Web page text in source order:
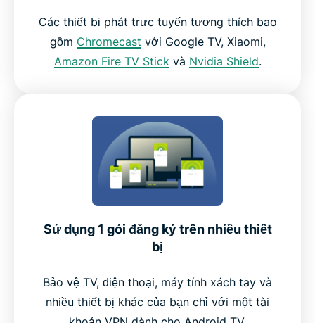
Các thiết bị phát trực tuyến tương thích bao
gồm Chromecast với Google TV, Xiaomi,
Amazon Fire TV Stick và Nvidia Shield.
Sử dụng 1 gói đăng ký trên nhiều thiết
bị
Bảo vệ TV, điện thoại, máy tính xách tay và
nhiều thiết bị khác của bạn chỉ với một tài